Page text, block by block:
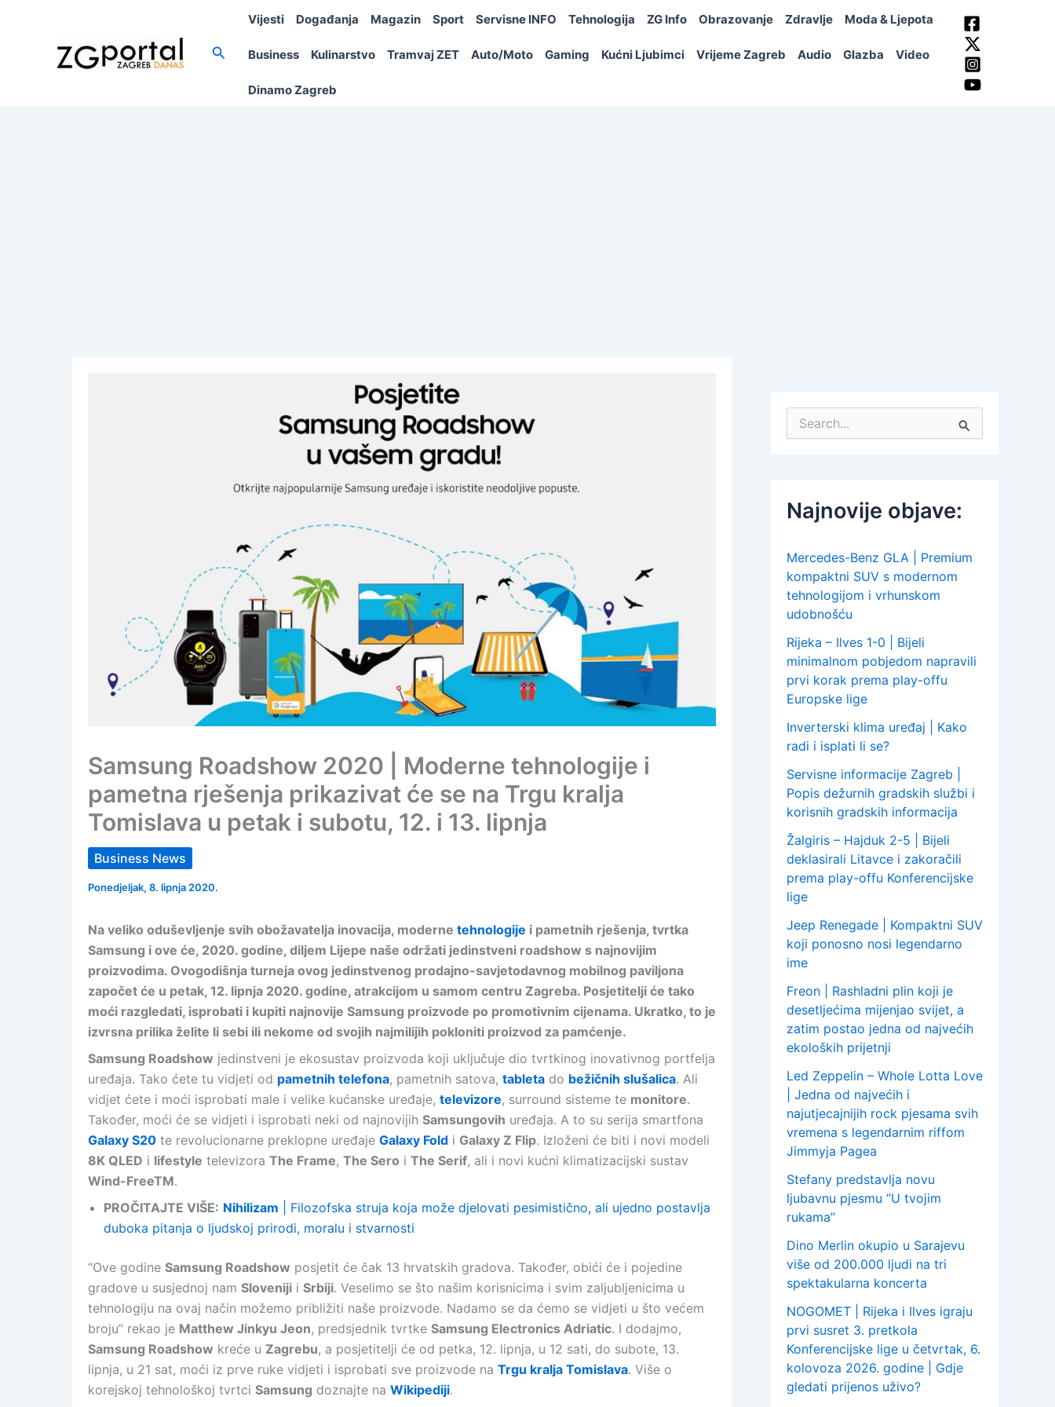
Search
Vijesti Događanja Magazin Sport Servisne INFO Tehnologija ZG Info Obrazovanje Zdravlje Moda & Ljepota
Business Kulinarstvo Tramvaj ZET Auto/Moto Gaming Kućni Ljubimci Vrijeme Zagreb Audio Glazba Video
Dinamo Zagreb
Samsung Roadshow 2020 | Moderne tehnologije i
pametna rješenja prikazivat će se na Trgu kralja
Tomislava u petak i subotu, 12. i 13. lipnja
Business News
Ponedjeljak, 8. lipnja 2020.
Na veliko oduševljenje svih obožavatelja inovacija, moderne tehnologije i pametnih rješenja, tvrtka
Samsung i ove će, 2020. godine, diljem Lijepe naše održati jedinstveni roadshow s najnovijim
proizvodima. Ovogodišnja turneja ovog jedinstvenog prodajno-savjetodavnog mobilnog paviljona
započet će u petak, 12. lipnja 2020. godine, atrakcijom u samom centru Zagreba. Posjetitelji će tako
moći razgledati, isprobati i kupiti najnovije Samsung proizvode po promotivnim cijenama. Ukratko, to je
izvrsna prilika želite li sebi ili nekome od svojih najmilijih pokloniti proizvod za pamćenje.
Samsung Roadshow jedinstveni je ekosustav proizvoda koji uključuje dio tvrtkinog inovativnog portfelja
uređaja. Tako ćete tu vidjeti od pametnih telefona, pametnih satova, tableta do bežičnih slušalica. Ali
vidjet ćete i moći isprobati male i velike kućanske uređaje, televizore, surround sisteme te monitore.
Također, moći će se vidjeti i isprobati neki od najnovijih Samsungovih uređaja. A to su serija smartfona
Galaxy S20 te revolucionarne preklopne uređaje Galaxy Fold i Galaxy Z Flip. Izloženi će biti i novi modeli
8K QLED i lifestyle televizora The Frame, The Sero i The Serif, ali i novi kućni klimatizacijski sustav
Wind-FreeTM.
PROČITAJTE VIŠE: Nihilizam | Filozofska struja koja može djelovati pesimistično, ali ujedno postavlja
duboka pitanja o ljudskoj prirodi, moralu i stvarnosti
“Ove godine Samsung Roadshow posjetit će čak 13 hrvatskih gradova. Također, obići će i pojedine
gradove u susjednoj nam Sloveniji i Srbiji. Veselimo se što našim korisnicima i svim zaljubljenicima u
tehnologiju na ovaj način možemo približiti naše proizvode. Nadamo se da ćemo se vidjeti u što većem
broju” rekao je Matthew Jinkyu Jeon, predsjednik tvrtke Samsung Electronics Adriatic. I dodajmo,
Samsung Roadshow kreće u Zagrebu, a posjetitelji će od petka, 12. lipnja, u 12 sati, do subote, 13.
lipnja, u 21 sat, moći iz prve ruke vidjeti i isprobati sve proizvode na Trgu kralja Tomislava. Više o
korejskoj tehnološkoj tvrtci Samsung doznajte na Wikipediji.
:
Najnovije objave:
Mercedes-Benz GLA | Premium
kompaktni SUV s modernom
tehnologijom i vrhunskom
udobnošću
Rijeka – Ilves 1-0 | Bijeli
minimalnom pobjedom napravili
prvi korak prema play-offu
Europske lige
Inverterski klima uređaj | Kako
radi i isplati li se?
Servisne informacije Zagreb |
Popis dežurnih gradskih službi i
korisnih gradskih informacija
Žalgiris – Hajduk 2-5 | Bijeli
deklasirali Litavce i zakoračili
prema play-offu Konferencijske
lige
Jeep Renegade | Kompaktni SUV
koji ponosno nosi legendarno
ime
Freon | Rashladni plin koji je
desetljećima mijenjao svijet, a
zatim postao jedna od najvećih
ekoloških prijetnji
Led Zeppelin – Whole Lotta Love
| Jedna od najvećih i
najutjecajnijih rock pjesama svih
vremena s legendarnim riffom
Jimmyja Pagea
Stefany predstavlja novu
ljubavnu pjesmu “U tvojim
rukama”
Dino Merlin okupio u Sarajevu
više od 200.000 ljudi na tri
spektakularna koncerta
NOGOMET | Rijeka i Ilves igraju
prvi susret 3. pretkola
Konferencijske lige u četvrtak, 6.
kolovoza 2026. godine | Gdje
gledati prijenos uživo?